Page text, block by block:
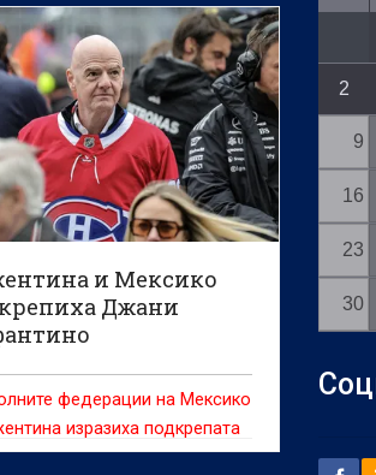
което смята за
и Мексико
Джани
федерации на Мексико
изразиха подкрепата
президента на ФИФА Джани
2
9
16
23
30